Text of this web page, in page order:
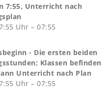
7:55, Unterricht nach
Uhr – 07:55
- Die ersten beiden
Klassen befinden
Unterricht nach Plan
Uhr – 07:55